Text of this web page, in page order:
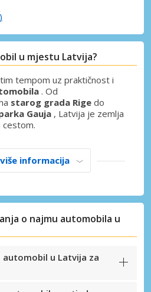
u mjestu Latvija?
tempom uz praktičnost i
. Od
starog grada Rige do
Gauja , Latvija je zemlja
cestom.
informacija
o najmu automobila u
u Latvija za